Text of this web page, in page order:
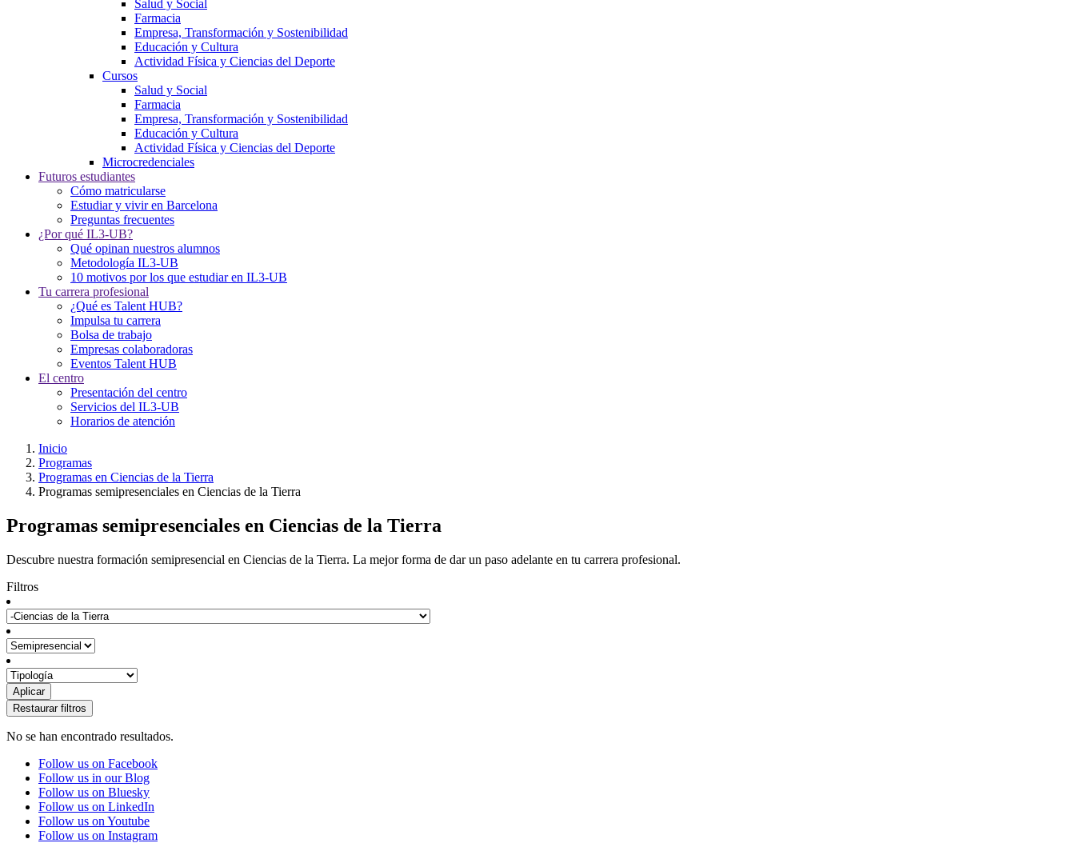
Salud y Social
Farmacia
Empresa, Transformación y Sostenibilidad
Educación y Cultura
Actividad Física y Ciencias del Deporte
Cursos
Salud y Social
Farmacia
Empresa, Transformación y Sostenibilidad
Educación y Cultura
Actividad Física y Ciencias del Deporte
Microcredenciales
Futuros estudiantes
Cómo matricularse
Estudiar y vivir en Barcelona
Preguntas frecuentes
¿Por qué IL3-UB?
Qué opinan nuestros alumnos
Metodología IL3-UB
10 motivos por los que estudiar en IL3-UB
Tu carrera profesional
¿Qué es Talent HUB?
Impulsa tu carrera
Bolsa de trabajo
Empresas colaboradoras
Eventos Talent HUB
El centro
Presentación del centro
Servicios del IL3-UB
Horarios de atención
Inicio
Programas
Programas en Ciencias de la Tierra
Programas semipresenciales en Ciencias de la Tierra
Programas semipresenciales en Ciencias de la Tierra
Descubre nuestra formación semipresencial en Ciencias de la Tierra. La mejor forma de dar un paso adelante en tu carrera profesional.
Filtros
No se han encontrado resultados.
Follow us on Facebook
Follow us in our Blog
Follow us on Bluesky
Follow us on LinkedIn
Follow us on Youtube
Follow us on Instagram